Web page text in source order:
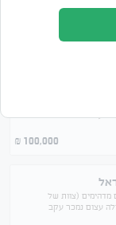
100,000
₪
מדהימים (צוות של
עצום נמכר עקב